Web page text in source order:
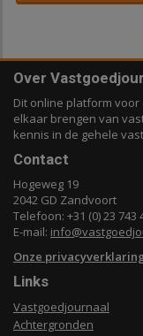
Over
Dit online platform
elkaar brengen van
kennis in de gehele
Contact
Hogeweg 19
2042 GD Zandvoort
Telefoon: +31 (0) 23 743
E-mail:
Onze
Links
Vastgoedjournaal
Achtergronden